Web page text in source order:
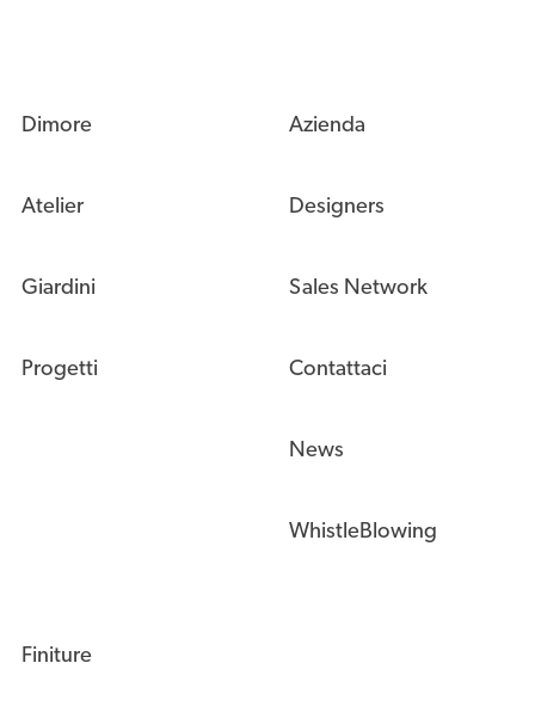
Dimore
Atelier
Giardini
Progetti
Azienda
Designers
Sales Network
Contattaci
News
WhistleBlowing
Finiture